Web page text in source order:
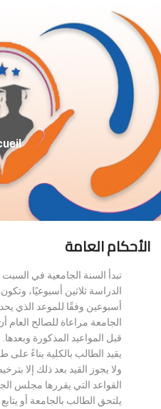
الأحكام العامة
تبدأ السنة الجامعية في
الدراسة ثلاثين أسبوعيًا،
أسبوعين وفقًا للموعد الذي
الجامعة مراعاة للصالح العام
قبل المواعيد المذكورة وبعدها.
يقيد الطالب بالكلية بناءً
ولا يجوز القيد بعد ذلك إلا
القواعد التي يقررها مجلس
يلتحق الطالب بالجامعة أو